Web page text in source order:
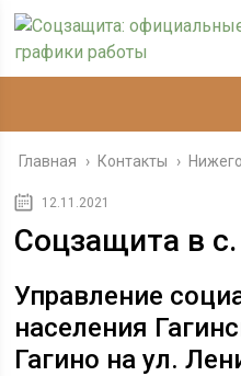
Главная › Контакты ›
12.11.2021
Соцзащита в с.
Управление
населения
Гагино на ул.